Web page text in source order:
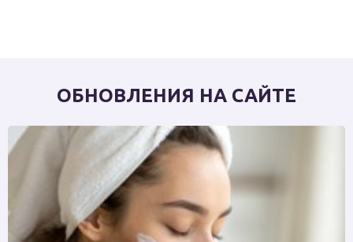
ОБНОВЛЕНИЯ НА САЙТЕ